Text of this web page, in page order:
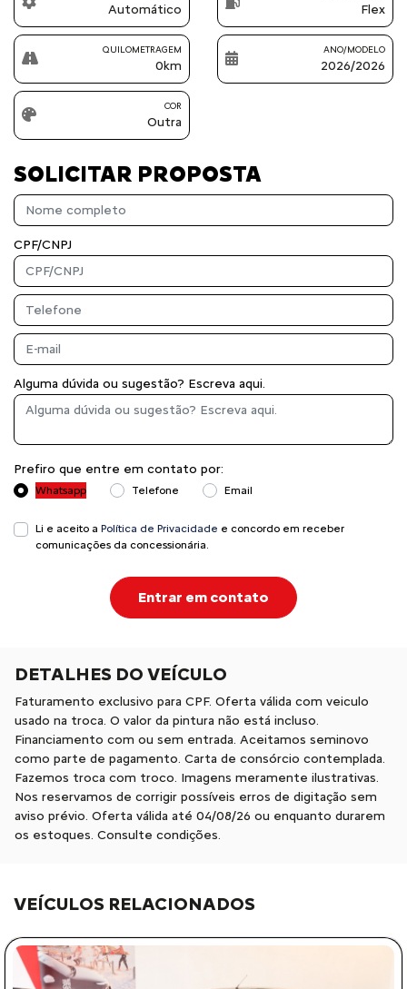
Automático Flex
QUILOMETRAGEM
0km
ANO/MODELO
2026/2026
COR
Outra
SOLICITAR PROPOSTA
CPF/CNPJ
Alguma dúvida ou sugestão? Escreva aqui.
Prefiro que entre em contato por:
Whatsapp Telefone Email
Li e aceito a Política de Privacidade e concordo em receber
comunicações da concessionária.
Entrar em contato
DETALHES DO VEÍCULO
Faturamento exclusivo para CPF. Oferta válida com veiculo
usado na troca. O valor da pintura não está incluso.
Financiamento com ou sem entrada. Aceitamos seminovo
como parte de pagamento. Carta de consórcio contemplada.
Fazemos troca com troco. Imagens meramente ilustrativas.
Nos reservamos de corrigir possíveis erros de digitação sem
aviso prévio. Oferta válida até 04/08/26 ou enquanto durarem
os estoques. Consulte condições.
VEÍCULOS RELACIONADOS